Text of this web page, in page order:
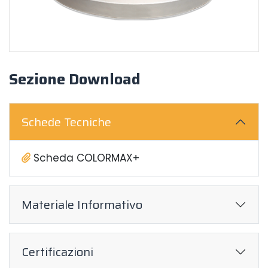
Sezione Download
Schede Tecniche
Scheda COLORMAX+
Materiale Informativo
Certificazioni